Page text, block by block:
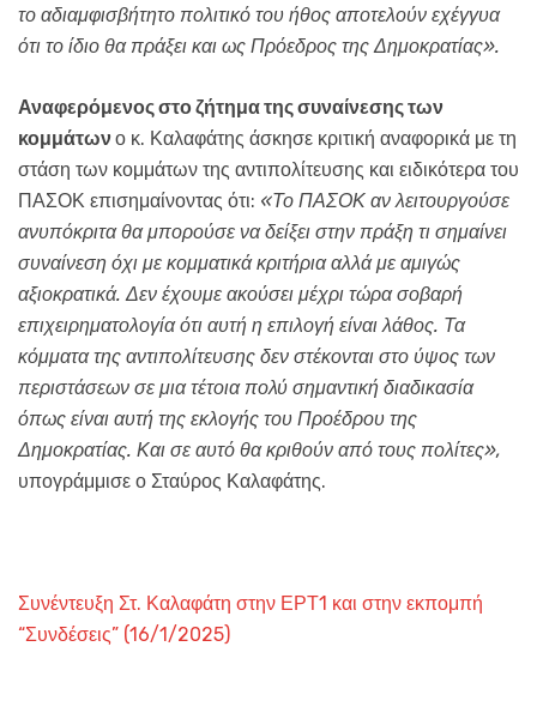
το αδιαμφισβήτητο πολιτικό του ήθος αποτελούν εχέγγυα
ότι το ίδιο θα πράξει και ως Πρόεδρος της Δημοκρατίας».
Αναφερόμενος στο ζήτημα της συναίνεσης των
κομμάτωνο κ. Καλαφάτης άσκησε κριτική αναφορικά με τη
στάση των κομμάτων της αντιπολίτευσης και ειδικότερα του
ΠΑΣΟΚ επισημαίνοντας ότι: «Το ΠΑΣΟΚ αν λειτουργούσε
ανυπόκριτα θα μπορούσε να δείξει στην πράξη τι σημαίνει
συναίνεση όχι με κομματικά κριτήρια αλλά με αμιγώς
αξιοκρατικά. Δεν έχουμε ακούσει μέχρι τώρα σοβαρή
επιχειρηματολογία ότι αυτή η επιλογή είναι λάθος. Τα
κόμματα της αντιπολίτευσης δεν στέκονται στο ύψος των
περιστάσεων σε μια τέτοια πολύ σημαντική διαδικασία
όπως είναι αυτή της εκλογής του Προέδρου της
Δημοκρατίας. Και σε αυτό θα κριθούν από τους πολίτες»,
υπογράμμισε ο Σταύρος Καλαφάτης.
Συνέντευξη Στ. Καλαφάτη στην ΕΡΤ1 και στην εκπομπή
“Συνδέσεις” (16/1/2025)